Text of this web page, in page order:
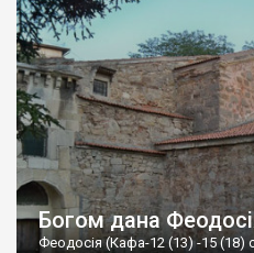
Богом дана
Феодосія (Кафа-12 (13) -15 (18)